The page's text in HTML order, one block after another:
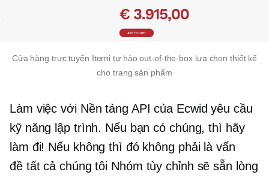
Cửa hàng trực tuyến Iterni tự hàoout-of-the-box lựa chọn thiết kế
cho trang sản phẩm
Làm việc với Nền tảng API của Ecwid yêu cầu
kỹ năng lập trình. Nếu bạn có chúng, thì hãy
làm đi! Nếu không thì đó không phải là vấn
đề tất cả chúng tôi Nhóm tùy chỉnh sẽ sẵn lòng